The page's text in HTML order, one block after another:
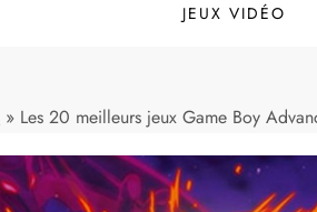
JEUX VIDÉO
» Les 20 meilleurs jeux Game Boy